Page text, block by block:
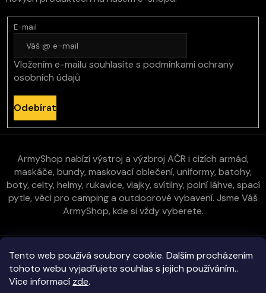
Tento web používá soubory cookie. Dalším procházením
tohoto webu vyjadřujete souhlas s jejich používáním..
Více informací zde.
E-mail
Vložením e-mailu souhlasíte s podmínkami ochrany
osobních údajů
Odebírat
ArmyShop nabízí výstroj a výzbroj AČR i cizích armád,
maskáče, bundy, maskovací oblečení, uniformy, batohy,
boty, celty, helmy, rukavice, vlajky, svítilny, polní láhve, spací
pytle, věci pro camping a outdoorové vybavení. Jsme Váš
ArmyShop, kde si vždy vyberete.
Zákaznická péče
Vše o nákupu